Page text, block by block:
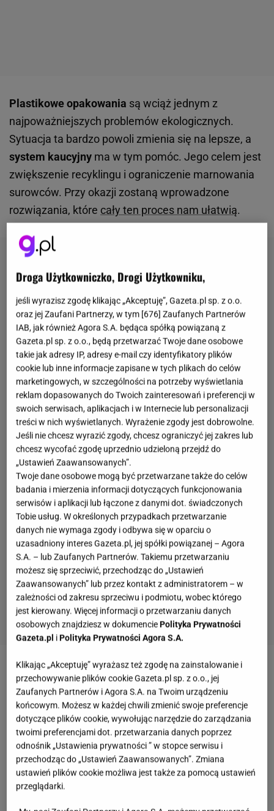
Plastikowe opakowania są wciąż jednym z
najpoważniejszych problemów ekologicznych.
Sytuacja ta bardzo powoli zmienia się na lepsze, a
system kaucyjny ma w tym pomóc. Jego celem jest
zwiększenie recyklingu i ograniczenie marnowania
surowców. Przy okazji zostaną wprowadzone
rozwiązania, które cały ten proces nam ułatwią.
Zobacz wideoJakie są najbardziej palące problemy
dotyczące ekologii?
System kaucyjny 2025. Co z systemem kaucyjnym
w Polsce?
Jak przypominaportal Infor, system kaucyjny w
Polsce miał zacząć obowiązywać już od 1
Droga Użytkowniczko, Drogi Użytkowniku,
jeśli wyrazisz zgodę klikając „Akceptuję”, Gazeta.pl sp. z o.o.
oraz jej Zaufani Partnerzy, w tym [676] Zaufanych Partnerów
IAB, jak również Agora S.A. będąca spółką powiązaną z
Gazeta.pl sp. z o.o., będą przetwarzać Twoje dane osobowe
takie jak adresy IP, adresy e-mail czy identyfikatory plików
cookie lub inne informacje zapisane w tych plikach do celów
marketingowych, w szczególności na potrzeby wyświetlania
reklam dopasowanych do Twoich zainteresowań i preferencji w
swoich serwisach, aplikacjach i w Internecie lub personalizacji
treści w nich wyświetlanych. Wyrażenie zgody jest dobrowolne.
Jeśli nie chcesz wyrazić zgody, chcesz ograniczyć jej zakres lub
chcesz wycofać zgodę uprzednio udzieloną przejdź do
„Ustawień Zaawansowanych”.
Twoje dane osobowe mogą być przetwarzane także do celów
badania i mierzenia informacji dotyczących funkcjonowania
serwisów i aplikacji lub łączone z danymi dot. świadczonych
Tobie usług. W określonych przypadkach przetwarzanie
danych nie wymaga zgody i odbywa się w oparciu o
uzasadniony interes Gazeta.pl, jej spółki powiązanej – Agora
S.A. – lub Zaufanych Partnerów. Takiemu przetwarzaniu
możesz się sprzeciwić, przechodząc do „Ustawień
Zaawansowanych” lub przez kontakt z administratorem – w
zależności od zakresu sprzeciwu i podmiotu, wobec którego
jest kierowany. Więcej informacji o przetwarzaniu danych
osobowych znajdziesz w dokumenciePolityka Prywatności
Gazeta.pl iPolityka Prywatności Agora S.A.
Klikając „Akceptuję” wyrażasz też zgodę na zainstalowanie i
przechowywanie plików cookie Gazeta.pl sp. z o.o., jej
Zaufanych Partnerów i Agora S.A. na Twoim urządzeniu
końcowym. Możesz w każdej chwili zmienić swoje preferencje
dotyczące plików cookie, wywołując narzędzie do zarządzania
twoimi preferencjami dot. przetwarzania danych poprzez
odnośnik „Ustawienia prywatności ” w stopce serwisu i
przechodząc do „Ustawień Zaawansowanych”. Zmiana
ustawień plików cookie możliwa jest także za pomocą ustawień
przeglądarki.